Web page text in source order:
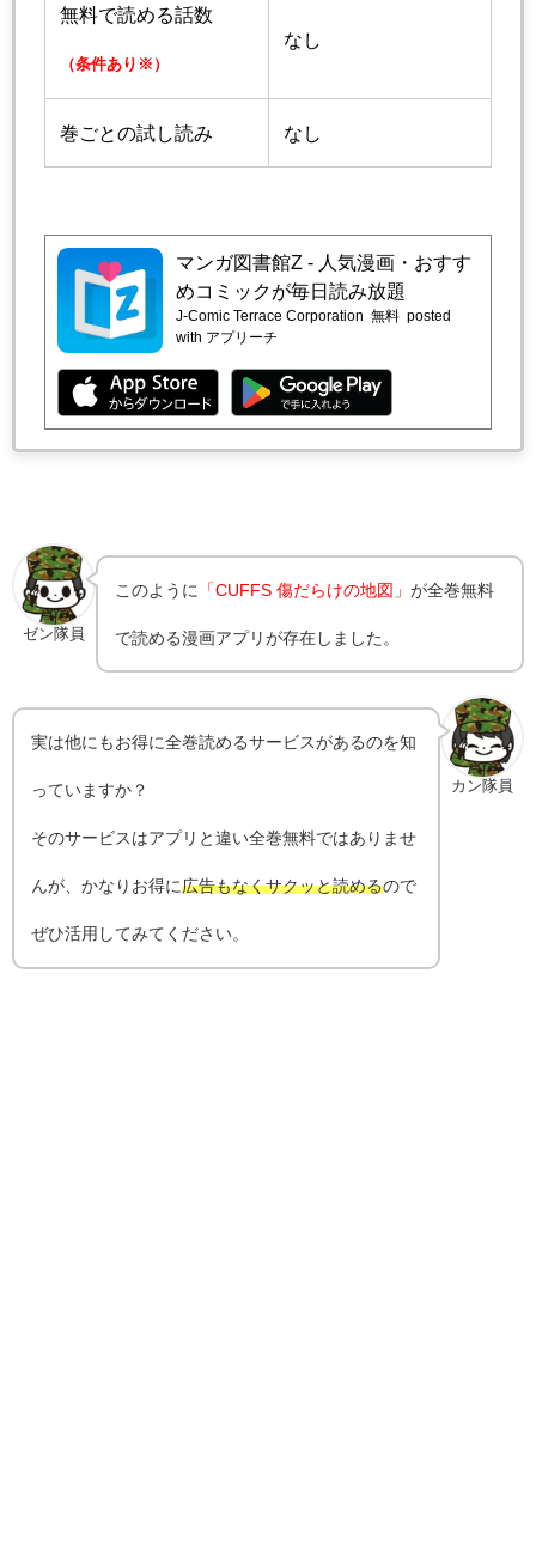
無料で読める話数
（条件あり※）
なし
巻ごとの試し読み なし
マンガ図書館Z - 人気漫画・おすす
めコミックが毎日読み放題
J-Comic Terrace Corporation 無料 posted
with アプリーチ
ゼン隊員
このように 「CUFFS 傷だらけの地図」が全巻無料
で読める漫画アプリが存在しました。
カン隊員
実は他にもお得に全巻読めるサービスがあるのを知
っていますか？
そのサービスはアプリと違い全巻無料ではありませ
んが、かなりお得に広告もなくサクッと読めるので
ぜひ活用してみてください。